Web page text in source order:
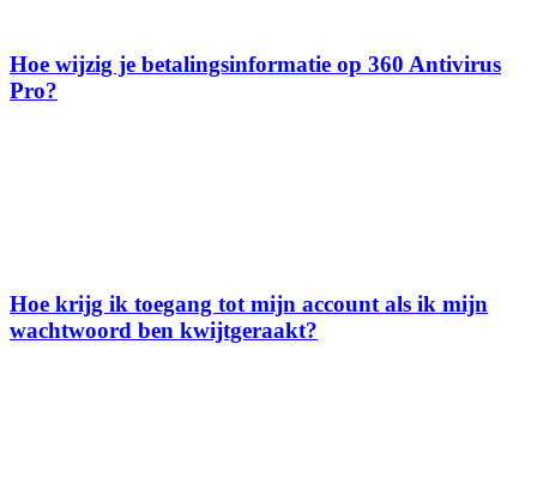
Hoe wijzig je betalingsinformatie op 360 Antivirus
Pro?
Hoe krijg ik toegang tot mijn account als ik mijn
wachtwoord ben kwijtgeraakt?